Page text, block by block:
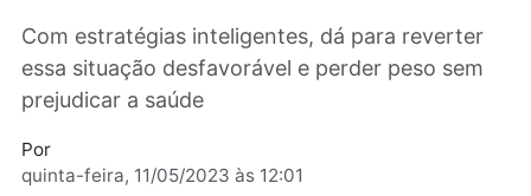
Com estratégias inteligentes, dá para
essa situação desfavorável e perder peso
prejudicar a saúde